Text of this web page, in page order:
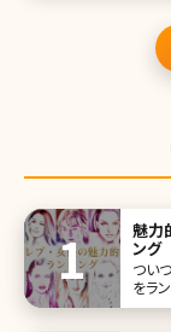
魅力
ング
つい
をラ
外の